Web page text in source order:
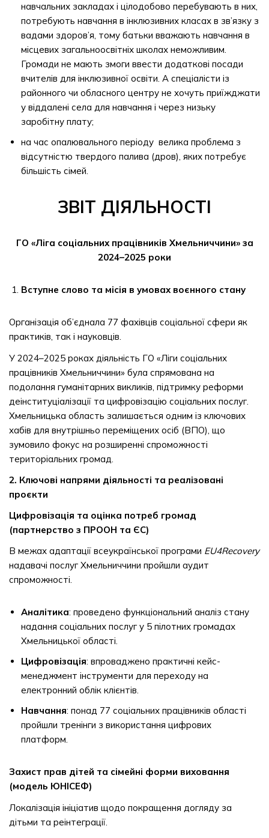
навчальних закладах і цілодобово перебувають в них,
потребують навчання в інклюзивних класах в зв’язку з
вадами здоров’я, тому батьки вважають навчання в
місцевих загальноосвітніх школах неможливим.
Громади не мають змоги ввести додаткові посади
вчителів для інклюзивної освіти. А спеціалісти із
районного чи обласного центру не хочуть приїжджати
у віддалені села для навчання і через низьку
заробітну плату;
на час опалювального періоду велика проблема з
відсутністю твердого палива (дров), яких потребує
більшість сімей.
ЗВІТ ДІЯЛЬНОСТІ
ГО «Ліга соціальних працівників Хмельниччини» за
2024–2025 роки
Вступне слово та місія в умовах воєнного стану
Організація об’єднала 77 фахівців соціальної сфери як
практиків, так і науковців.
У 2024–2025 роках діяльність ГО «Ліги соціальних
працівників Хмельниччини» була спрямована на
подолання гуманітарних викликів, підтримку реформи
деінституціалізації та цифровізацію соціальних послуг.
Хмельницька область залишається одним із ключових
хабів для внутрішньо переміщених осіб (ВПО), що
зумовило фокус на розширенні спроможності
територіальних громад.
2. Ключові напрями діяльності та реалізовані
проєкти
Цифровізація та оцінка потреб громад
(партнерство з ПРООН та ЄС)
В межах адаптації всеукраїнської програми EU4Recovery
надавачі послуг Хмельниччини пройшли аудит
спроможності.
Аналітика: проведено функціональний аналіз стану
надання соціальних послуг у 5 пілотних громадах
Хмельницької області.
Цифровізація: впроваджено практичні кейс-
менеджмент інструменти для переходу на
електронний облік клієнтів.
Навчання: понад 77 соціальних працівників області
пройшли тренінги з використання цифрових
платформ.
Захист прав дітей та сімейні форми виховання
(модель ЮНІСЕФ)
Локалізація ініціатив щодо покращення догляду за
дітьми та реінтеграції.